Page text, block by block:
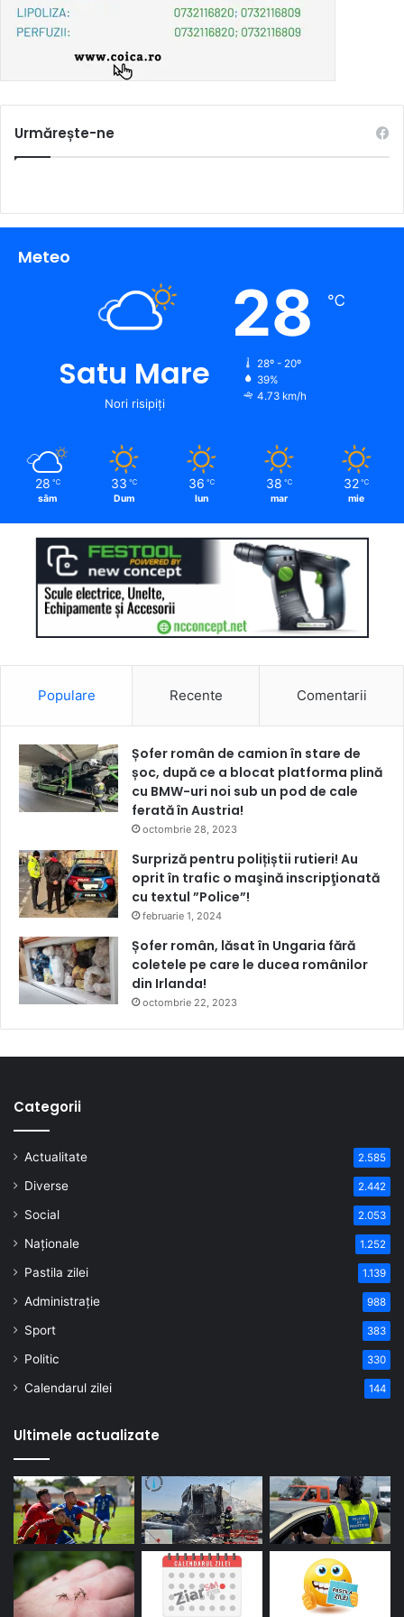
Urmărește-ne
Meteo
Satu Mare
Nori risipiți
28 ℃
28º - 20º
39%
4.73 km/h
28 ℃
sâm
33 ℃
Dum
36 ℃
lun
38 ℃
mar
32 ℃
mie
Populare Recente Comentarii
Șofer român de camion în stare de
șoc, după ce a blocat platforma plină
cu BMW-uri noi sub un pod de cale
ferată în Austria!
octombrie 28, 2023
Surpriză pentru polițiștii rutieri! Au
oprit în trafic o maşină inscripţionată
cu textul ”Police”!
februarie 1, 2024
Șofer român, lăsat în Ungaria fără
coletele pe care le ducea românilor
din Irlanda!
octombrie 22, 2023
Categorii
Actualitate 2.585
Diverse 2.442
Social 2.053
Naționale 1.252
Pastila zilei 1.139
Administrație 988
Sport 383
Politic 330
Calendarul zilei 144
Ultimele actualizate